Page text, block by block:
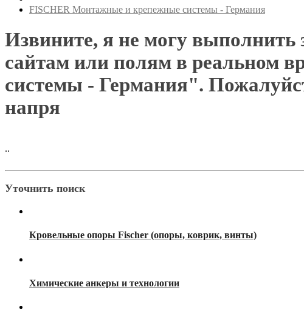
FISCHER Монтажные и крепежные системы - Германия
Извините, я не могу выполнить
сайтам или полям в реальном
системы - Германия".
напря
..
Уточнить поиск
Кровельные опоры Fischer (опоры, коврик, винты)
Химические анкеры и технологии